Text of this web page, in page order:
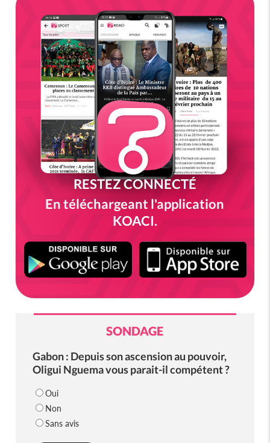
RESTEZ CONNECTÉ
En téléchargeant l'application
KOACI.
SONDAGE
Gabon : Depuis son ascension au pouvoir,
Oligui Nguema vous parait-il compétent ?
Oui
Non
Sans avis